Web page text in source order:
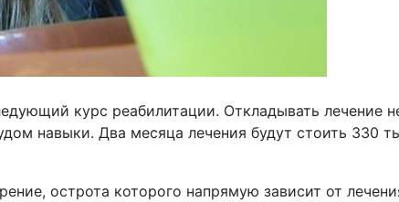
курс реабилитации. Откладывать лечение
навыки. Два месяца лечения будут стоить 330
острота которого напрямую зависит от